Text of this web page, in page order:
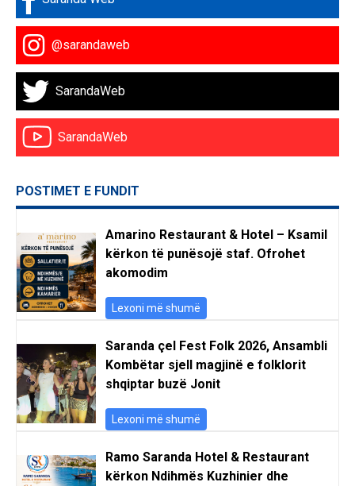
@sarandaweb
SarandaWeb
SarandaWeb
POSTIMET E FUNDIT
Amarino Restaurant & Hotel – Ksamil
kërkon të punësojë staf. Ofrohet
akomodim
Lexoni më shumë
Saranda çel Fest Folk 2026, Ansambli
Kombëtar sjell magjinë e folklorit
shqiptar buzë Jonit
Lexoni më shumë
Ramo Saranda Hotel & Restaurant
kërkon Ndihmës Kuzhinier dhe